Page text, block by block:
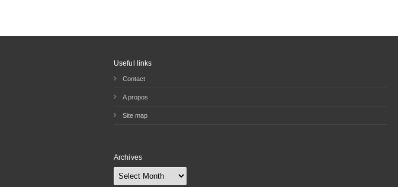
Useful links
Contact
A propos
Site map
Archives
Archives